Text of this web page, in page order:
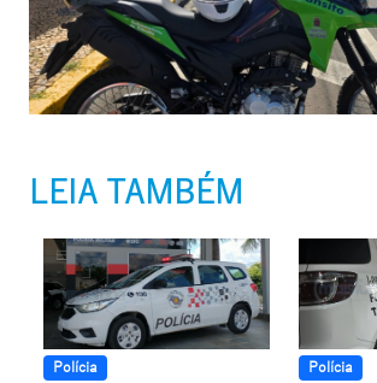
LEIA TAMBÉM
Polícia Polícia